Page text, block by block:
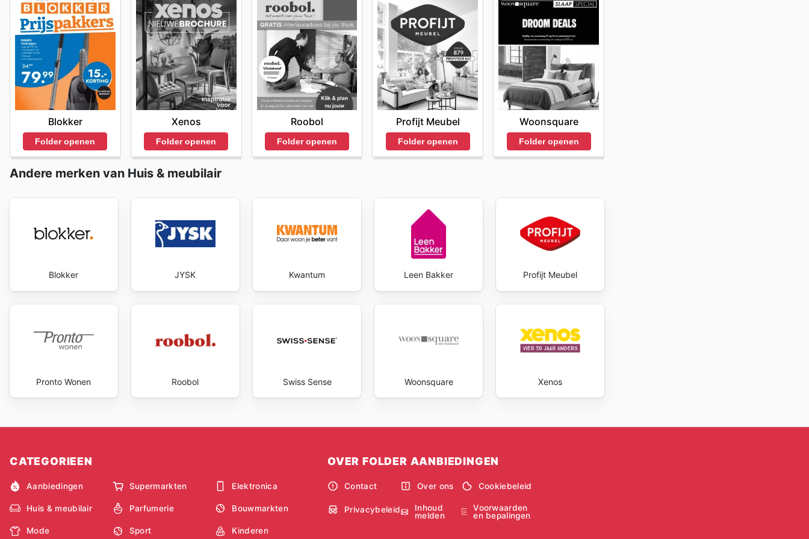
Blokker
Folder openen
Xenos
Folder openen
Roobol
Folder openen
Profijt Meubel
Folder openen
Woonsquare
Folder openen
Andere merken van Huis & meubilair
Blokker JYSK Kwantum Leen Bakker Profijt Meubel
Pronto Wonen Roobol Swiss Sense Woonsquare Xenos
CATEGORIEEN
Aanbiedingen Supermarkten Elektronica
Huis & meubilair Parfumerie Bouwmarkten
Mode Sport Kinderen
OVER FOLDER AANBIEDINGEN
Contact Over ons Cookiebeleid
Privacybeleid
Inhoud
melden
Voorwaarden
en bepalingen